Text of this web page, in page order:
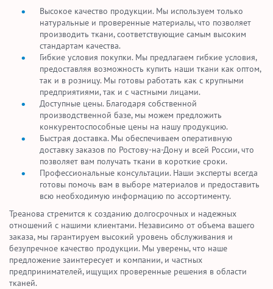
Высокое качество продукции. Мы используем только
натуральные и проверенные материалы, что позволяет
производить ткани, соответствующие самым высоким
стандартам качества.
Гибкие условия покупки. Мы предлагаем гибкие условия,
предоставляя возможность купить наши ткани как оптом,
так и в розницу. Мы готовы работать как с крупными
предприятиями, так и с частными лицами.
Доступные цены. Благодаря собственной
производственной базе, мы можем предложить
конкурентоспособные цены на нашу продукцию.
Быстрая доставка. Мы обеспечиваем оперативную
доставку заказов по Ростову-на-Дону и всей России, что
позволяет вам получать ткани в короткие сроки.
Профессиональные консультации. Наши эксперты всегда
готовы помочь вам в выборе материалов и предоставить
всю необходимую информацию по ассортименту.
Треанова стремится к созданию долгосрочных и надежных
отношений с нашими клиентами. Независимо от объема вашего
заказа, мы гарантируем высокий уровень обслуживания и
безупречное качество продукции. Мы уверены, что наше
предложение заинтересует и компании, и частных
предпринимателей, ищущих проверенные решения в области
тканей.